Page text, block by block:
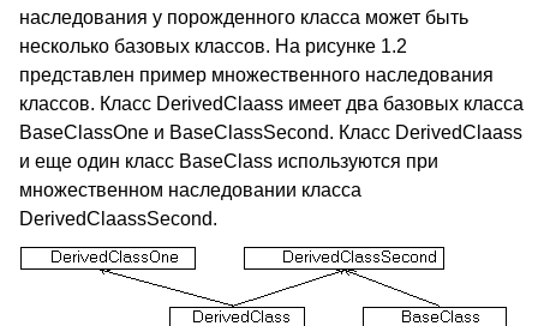
наследования у порожденного класса может быть
несколько базовых классов. На рисунке 1.2
представлен пример множественного наследования
классов. Класс DerivedClaass имеет два базовых класса
BaseClassOne и BaseClassSecond. Класс DerivedClaass
и еще один класс BaseClass используются при
множественном наследовании класса
DerivedClaassSecond.